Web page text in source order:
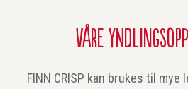
VÅRE
FINN CRISP kan brukes til